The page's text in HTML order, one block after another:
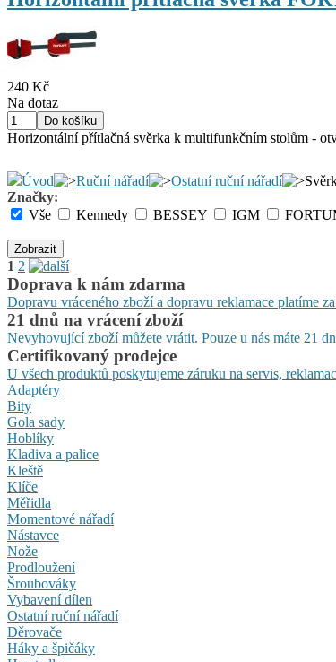
240 Kč
Na dotaz
Horizontální přítlačná svěrka k multifunkčním stolům -
Úvod Ruční nářadí Ostatní ruční nářadí
Značky:
Vše
Kennedy BESSEY IGM
Zobrazit
1 2
Doprava k nám zdarma
Dopravu vráceného zboží a dopravu reklamace platíme
21 dnů na vrácení zboží
Nevyhovující zboží můžete vrátit. Pouze u nás máte 21
Certifikovaný prodejce
U všech produktů poskytujeme záruku na servis,
Adaptéry
Bity
Gola sady
Hoblíky
Kladiva a palice
Kleště
Klíče
Měřidla
Momentové nářadí
Nástavce
Nože
Prodloužení
Šroubováky
Vybavení dílen
Ostatní ruční nářadí
Děrovače
Háky a špičáky